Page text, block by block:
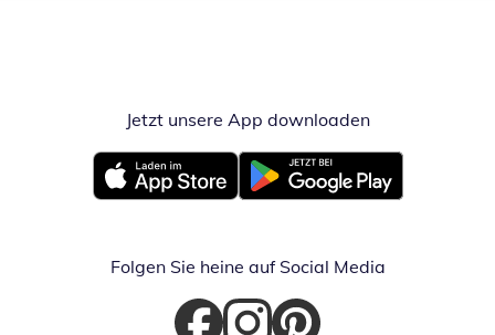
Jetzt unsere App downloadenÖffnet in
Öffnet in neuem FensterÖffnet in neuem Fenster
Folgen Sie heine auf Social Media